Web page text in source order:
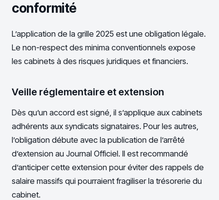
conformité
L’application de la grille 2025 est une obligation légale.
Le non-respect des minima conventionnels expose
les cabinets à des risques juridiques et financiers.
Veille réglementaire et extension
Dès qu’un accord est signé, il s’applique aux cabinets
adhérents aux syndicats signataires. Pour les autres,
l’obligation débute avec la publication de l’arrêté
d’extension au Journal Officiel. Il est recommandé
d’anticiper cette extension pour éviter des rappels de
salaire massifs qui pourraient fragiliser la trésorerie du
cabinet.